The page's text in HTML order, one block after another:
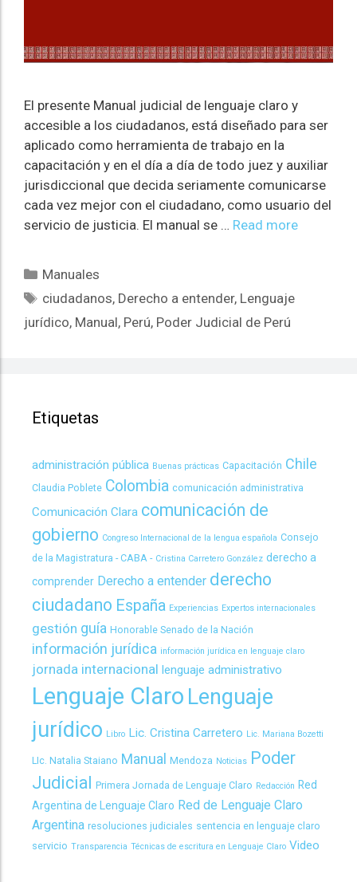
El presente Manual judicial de lenguaje claro y
accesible a los ciudadanos, está diseñado para ser
aplicado como herramienta de trabajo en la
capacitación y en el día a día de todo juez y auxiliar
jurisdiccional que decida seriamente comunicarse
cada vez mejor con el ciudadano, como usuario del
servicio de justicia. El manual se … Read more
Manuales
ciudadanos, Derecho a entender, Lenguaje
jurídico, Manual, Perú, Poder Judicial de Perú
Etiquetas
administración pública Buenas prácticas Capacitación Chile
Claudia Poblete Colombia comunicación administrativa
Comunicación Clara comunicación de
gobierno Congreso Internacional de la lengua española Consejo
de la Magistratura - CABA - Cristina Carretero González derecho a
comprender Derecho a entender derecho
ciudadano España Experiencias Expertos internacionales
gestión guía Honorable Senado de la Nación
información jurídica información jurídica en lenguaje claro
jornada internacional lenguaje administrativo
Lenguaje Claro Lenguaje
jurídico Libro Lic. Cristina Carretero Lic. Mariana Bozetti
LIc. Natalia Staiano Manual Mendoza Noticias
Poder
Judicial
Primera Jornada de Lenguaje Claro Redacción Red
Argentina de Lenguaje Claro Red de Lenguaje Claro
Argentina resoluciones judiciales sentencia en lenguaje claro
servicio Transparencia Técnicas de escritura en Lenguaje Claro Video